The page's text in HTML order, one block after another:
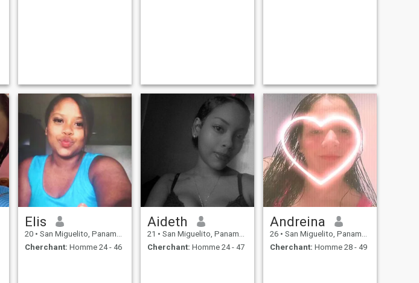
Elis
20 • San Miguelito, Panamá, Paname
Cherchant: Homme 24 - 46
Aideth
21 • San Miguelito, Panamá, Paname
Cherchant: Homme 24 - 47
Andreina
26 • San Miguelito, Panamá, Paname
Cherchant: Homme 28 - 49